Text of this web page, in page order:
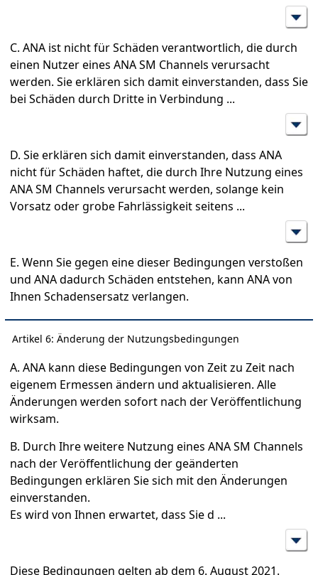
C. ANA ist nicht für Schäden verantwortlich, die durch
einen Nutzer eines ANA SM Channels verursacht
werden. Sie erklären sich damit einverstanden, dass Sie
bei Schäden durch Dritte in Verbindung ...
D. Sie erklären sich damit einverstanden, dass ANA
nicht für Schäden haftet, die durch Ihre Nutzung eines
ANA SM Channels verursacht werden, solange kein
Vorsatz oder grobe Fahrlässigkeit seitens ...
E. Wenn Sie gegen eine dieser Bedingungen verstoßen
und ANA dadurch Schäden entstehen, kann ANA von
Ihnen Schadensersatz verlangen.
Artikel 6: Änderung der Nutzungsbedingungen
A. ANA kann diese Bedingungen von Zeit zu Zeit nach
eigenem Ermessen ändern und aktualisieren. Alle
Änderungen werden sofort nach der Veröffentlichung
wirksam.
B. Durch Ihre weitere Nutzung eines ANA SM Channels
nach der Veröffentlichung der geänderten
Bedingungen erklären Sie sich mit den Änderungen
einverstanden.
Es wird von Ihnen erwartet, dass Sie d ...
Diese Bedingungen gelten ab dem 6. August 2021.